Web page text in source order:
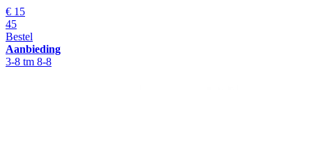
€ 15
45
Bestel
Aanbieding
3-8 tm 8-8